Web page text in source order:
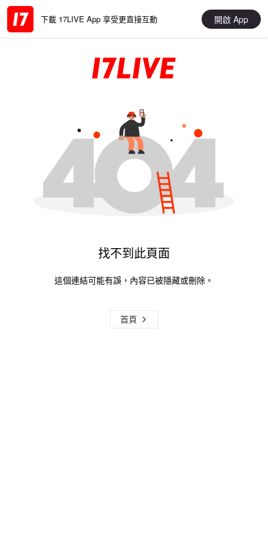
下載 17LIVE App 享受更直接互動 開啟 App
找不到此頁面
這個連結可能有誤，內容已被隱藏或刪除。
首頁